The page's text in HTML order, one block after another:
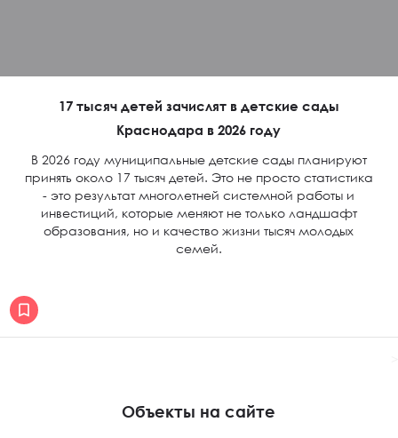
17 тысяч детей зачислят в детские сады
Краснодара в 2026 году
В 2026 году муниципальные детские сады планируют
принять около 17 тысяч детей. Это не просто статистика
- это результат многолетней системной работы и
инвестиций, которые меняют не только ландшафт
образования, но и качество жизни тысяч молодых
семей.
Объекты на сайте